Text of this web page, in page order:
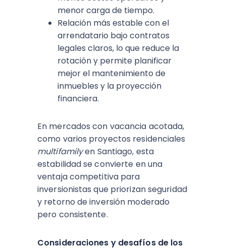
menor carga de tiempo.​
Relación más estable con el
arrendatario bajo contratos
legales claros, lo que reduce la
rotación y permite planificar
mejor el mantenimiento de
inmuebles y la proyección
financiera.​
En mercados con vacancia acotada,
como varios proyectos residenciales
multifamilyen Santiago, esta
estabilidad se convierte en una
ventaja competitiva para
inversionistas que priorizan seguridad
y retorno de inversión moderado
pero consistente.​
Consideraciones y desafíos de los